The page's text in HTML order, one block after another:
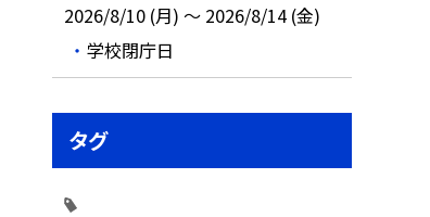
2026/8/10 (月) ～ 2026/8/14 (金)
学校閉庁日
タグ